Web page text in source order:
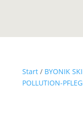
Start/ BYONIK
POLLUTION-